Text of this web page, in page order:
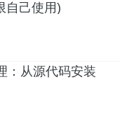
自己使用)
：从源代码安装